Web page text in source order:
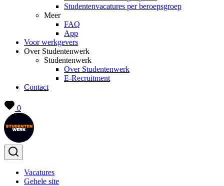
Studentenvacatures per beroepsgroep
Meer
FAQ
App
Voor werkgevers
Over Studentenwerk
Studentenwerk
Over Studentenwerk
E-Recruitment
Contact
0
Vacatures
Gehele site